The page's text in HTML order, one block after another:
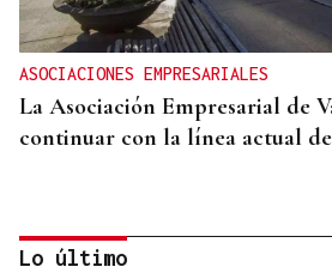
ASOCIACIONES EMPRESARIALES
La Asociación Empresarial de
continuar con la línea actual
Lo último